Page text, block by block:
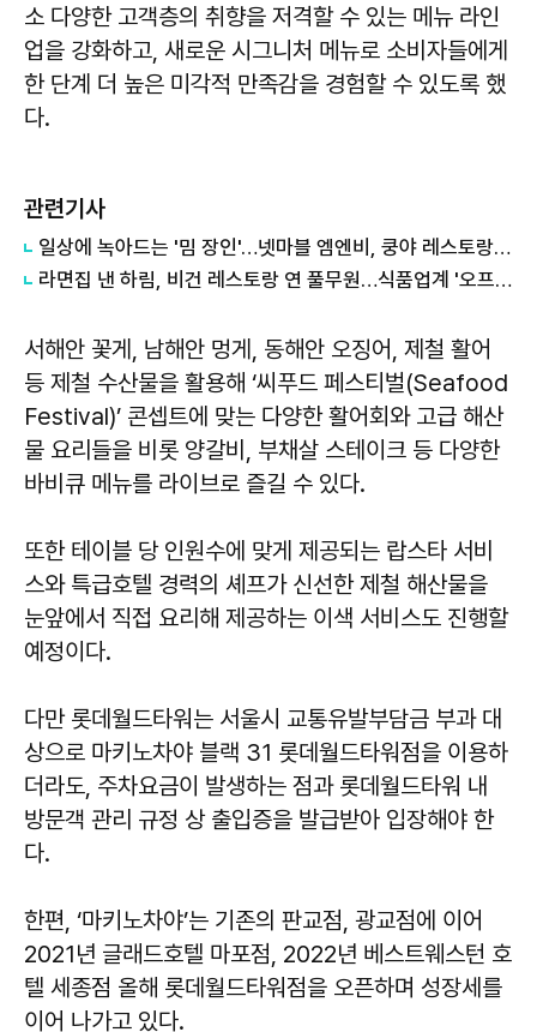
소 다양한 고객층의 취향을 저격할 수 있는 메뉴 라인
업을 강화하고, 새로운 시그니처 메뉴로 소비자들에게
한 단계 더 높은 미각적 만족감을 경험할 수 있도록 했
다.
관련기사
일상에 녹아드는 '밈 장인'…넷마블 엠엔비, 쿵야 레스토랑즈 IP 영토 확장
라면집 낸 하림, 비건 레스토랑 연 풀무원…식품업계 '오프라인 진화'
서해안 꽃게, 남해안 멍게, 동해안 오징어, 제철 활어
등 제철 수산물을 활용해 ‘씨푸드 페스티벌(Seafood
Festival)’ 콘셉트에 맞는 다양한 활어회와 고급 해산
물 요리들을 비롯 양갈비, 부채살 스테이크 등 다양한
바비큐 메뉴를 라이브로 즐길 수 있다.
또한 테이블 당 인원수에 맞게 제공되는 랍스타 서비
스와 특급호텔 경력의 셰프가 신선한 제철 해산물을
눈앞에서 직접 요리해 제공하는 이색 서비스도 진행할
예정이다.
다만 롯데월드타워는 서울시 교통유발부담금 부과 대
상으로 마키노차야 블랙 31 롯데월드타워점을 이용하
더라도, 주차요금이 발생하는 점과 롯데월드타워 내
방문객 관리 규정 상 출입증을 발급받아 입장해야 한
다.
한편, ‘마키노차야’는 기존의 판교점, 광교점에 이어
2021년 글래드호텔 마포점, 2022년 베스트웨스턴 호
텔 세종점 올해 롯데월드타워점을 오픈하며 성장세를
이어 나가고 있다.